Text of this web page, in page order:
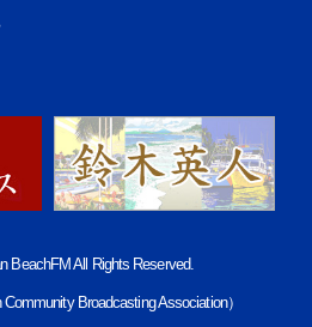
BeachFM All Rights Reserved.
Broadcasting Association）